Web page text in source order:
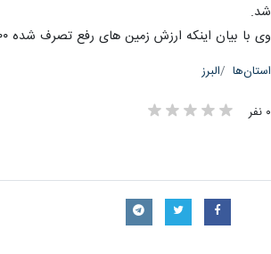
شد.
وی با بیان اینکه ارزش زمین های رفع تصرف شده ۶۰۰ میلیارد ریال برآورد شده است،گفت: متهمان پس از تشکیل پرونده تحویل مراجع قضایی شدند.
استان‌ها البرز
۰ نفر